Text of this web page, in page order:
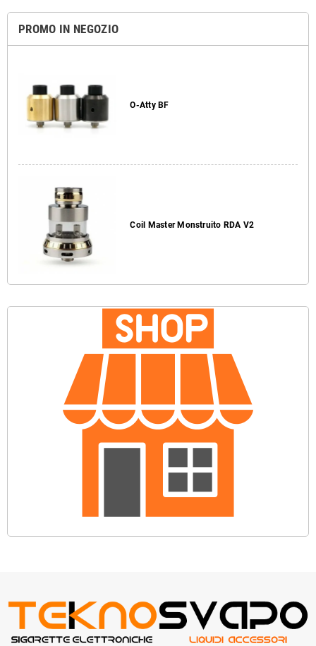
PROMO IN NEGOZIO
O-Atty BF
Coil Master Monstruito RDA V2